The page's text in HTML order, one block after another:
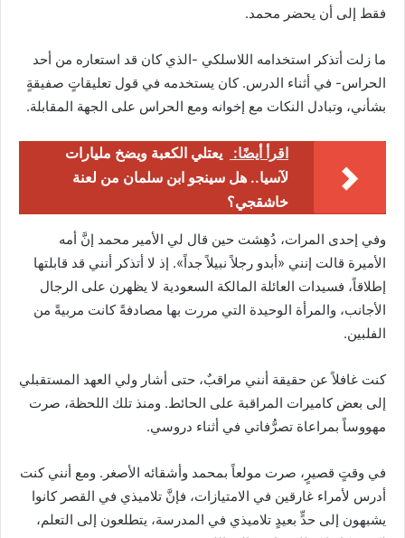
فقط إلى أن يحضر محمد.
ما زلت أتذكر استخدامه اللاسلكي -الذي كان قد استعاره من أحد
الحراس- في أثناء الدرس. كان يستخدمه في قول تعليقاتٍ صفيقةٍ
بشأني، وتبادل النكات مع إخوانه ومع الحراس على الجهة المقابلة.
اقرأ أيضًا:
يعتلي الكعبة ويضخ مليارات
لآسيا.. هل سينجو ابن سلمان من لعنة
خاشقجي؟
وفي إحدى المرات، دُهِشت حين قال لي الأمير محمد إنَّ أمه
الأميرة قالت إنني «أبدو رجلاً نبيلاً جداً». إذ لا أتذكر أنني قد قابلتها
إطلاقاً، فسيدات العائلة المالكة السعودية لا يظهرن على الرجال
الأجانب، والمرأة الوحيدة التي مررت بها مصادفةً كانت مربيةً من
الفلبين.
كنت غافلاً عن حقيقة أنني مراقبٌ، حتى أشار ولي العهد المستقبلي
إلى بعض كاميرات المراقبة على الحائط. ومنذ تلك اللحظة، صرت
مهووساً بمراعاة تصرُّفاتي في أثناء دروسي.
في وقتٍ قصيرٍ، صرت مولعاً بمحمد وأشقائه الأصغر. ومع أنني كنت
أدرس لأمراء غارقين في الامتيازات، فإنَّ تلاميذي في القصر كانوا
يشبهون إلى حدٍّ بعيدٍ تلاميذي في المدرسة، يتطلعون إلى التعلم،